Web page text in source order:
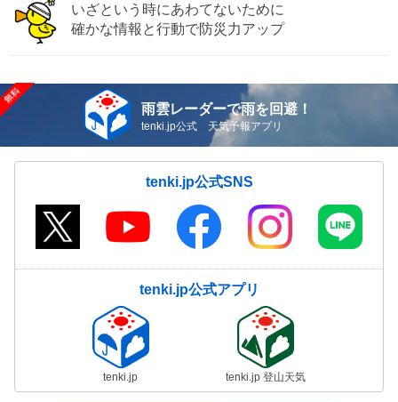
いざという時にあわてないために
確かな情報と行動で防災力アップ
雨雲レーダーで雨を回避！
tenki.jp公式 天気予報アプリ
tenki.jp公式SNS
tenki.jp公式アプリ
tenki.jp tenki.jp 登山天気